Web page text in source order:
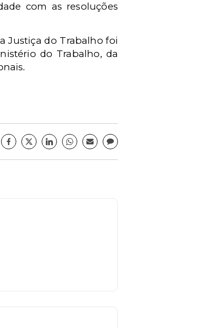
com as resoluções
Justiça do Trabalho foi
do Trabalho, da